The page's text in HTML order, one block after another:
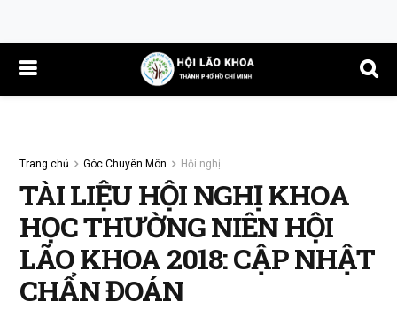
Trang chủ Góc Chuyên Môn Hội nghị
TÀI LIỆU HỘI NGHỊ KHOA
HỌC THƯỜNG NIÊN HỘI
LÃO KHOA 2018: CẬP NHẬT
CHẨN ĐOÁN